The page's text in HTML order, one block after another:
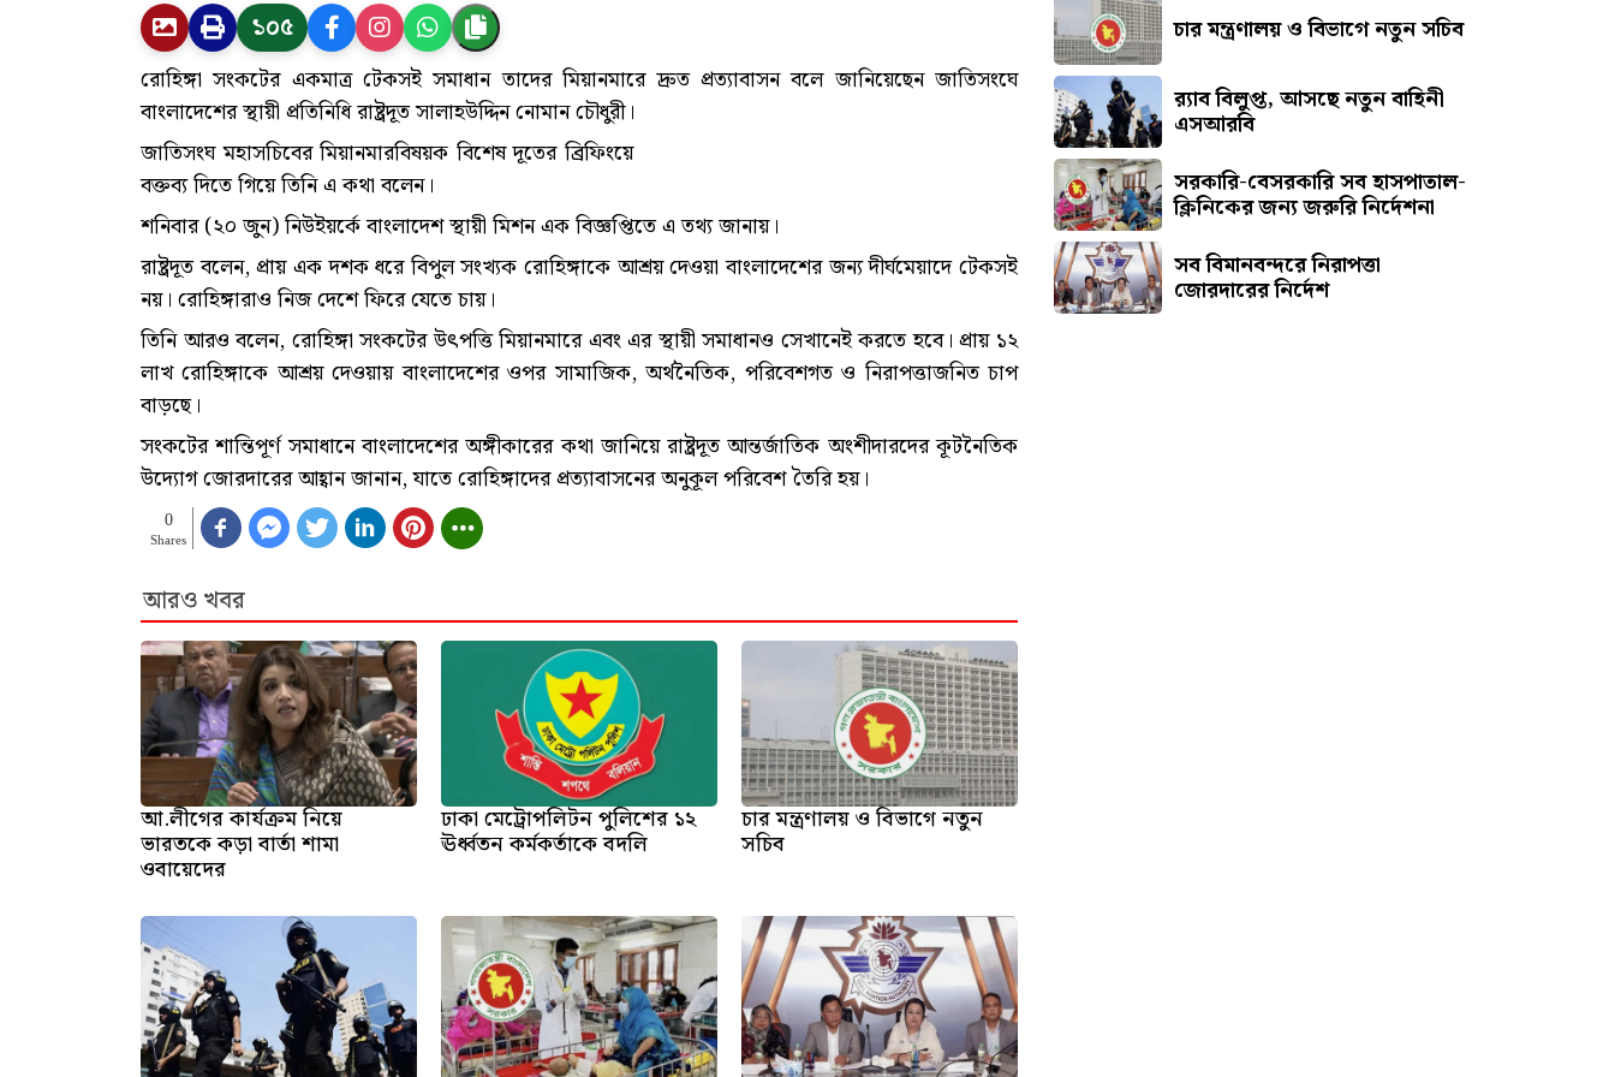
১০৫
রোহিঙ্গা সংকটের একমাত্র টেকসই সমাধান তাদের মিয়ানমারে দ্রুত প্রত্যাবাসন বলে জানিয়েছেন জাতিসংঘে
বাংলাদেশের স্থায়ী প্রতিনিধি রাষ্ট্রদূত সালাহউদ্দিন নোমান চৌধুরী।
জাতিসংঘ মহাসচিবের মিয়ানমারবিষয়ক বিশেষ দূতের ব্রিফিংয়ে
বক্তব্য দিতে গিয়ে তিনি এ কথা বলেন।
শনিবার (২০ জুন) নিউইয়র্কে বাংলাদেশ স্থায়ী মিশন এক বিজ্ঞপ্তিতে এ তথ্য জানায়।
রাষ্ট্রদূত বলেন, প্রায় এক দশক ধরে বিপুল সংখ্যক রোহিঙ্গাকে আশ্রয় দেওয়া বাংলাদেশের জন্য দীর্ঘমেয়াদে টেকসই
নয়। রোহিঙ্গারাও নিজ দেশে ফিরে যেতে চায়।
তিনি আরও বলেন, রোহিঙ্গা সংকটের উৎপত্তি মিয়ানমারে এবং এর স্থায়ী সমাধানও সেখানেই করতে হবে। প্রায় ১২
লাখ রোহিঙ্গাকে আশ্রয় দেওয়ায় বাংলাদেশের ওপর সামাজিক, অর্থনৈতিক, পরিবেশগত ও নিরাপত্তাজনিত চাপ
বাড়ছে।
সংকটের শান্তিপূর্ণ সমাধানে বাংলাদেশের অঙ্গীকারের কথা জানিয়ে রাষ্ট্রদূত আন্তর্জাতিক অংশীদারদের কূটনৈতিক
উদ্যোগ জোরদারের আহ্বান জানান, যাতে রোহিঙ্গাদের প্রত্যাবাসনের অনুকূল পরিবেশ তৈরি হয়।
0
Shares
আরও খবর
আ.লীগের কার্যক্রম নিয়ে
ভারতকে কড়া বার্তা শামা
ওবায়েদের
ঢাকা মেট্রোপলিটন পুলিশের ১২
ঊর্ধ্বতন কর্মকর্তাকে বদলি
চার মন্ত্রণালয় ও বিভাগে নতুন
সচিব
চার মন্ত্রণালয় ও বিভাগে নতুন সচিব
র‍্যাব বিলুপ্ত, আসছে নতুন বাহিনী
এসআরবি
সরকারি-বেসরকারি সব হাসপাতাল-
ক্লিনিকের জন্য জরুরি নির্দেশনা
সব বিমানবন্দরে নিরাপত্তা
জোরদারের নির্দেশ